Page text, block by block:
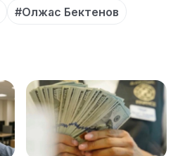
#Олжас Бектенов